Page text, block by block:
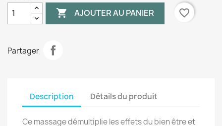
 AJOUTER AU PANIER favorite_border
Partager
Description Détails du produit
Ce massage démultiplie les effets du bien être et